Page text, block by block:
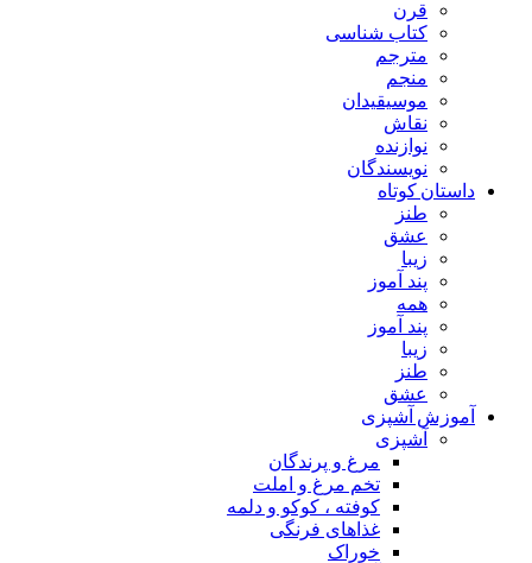
قرن
کتاب شناسی
مترجم
منجم
موسیقیدان
نقاش
نوازنده
نویسندگان
داستان کوتاه
طنز
عشق
زیبا
پند آموز
همه
پند آموز
زیبا
طنز
عشق
آموزش آشپزی
آشپزی
مرغ و پرندگان
تخم مرغ و املت
کوفته ، کوکو و دلمه
غذاهای فرنگی
خوراک